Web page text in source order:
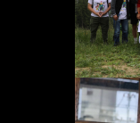
MULTIMEDIA
PARTNERZY